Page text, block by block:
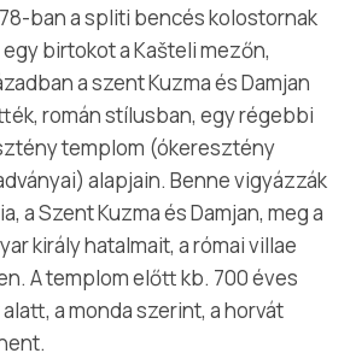
+385 21 227 933
info.hr
ban a spliti bencés kolostornak
birtokot a Kašteli mezőn,
a szent Kuzma és Damjan
román stílusban, egy régebbi
templom (ókeresztény
alapjain. Benne vigyázzák
a Szent Kuzma és Damjan, meg a
király hatalmait, a római villae
A templom előtt kb. 700 éves
a monda szerint, a horvát